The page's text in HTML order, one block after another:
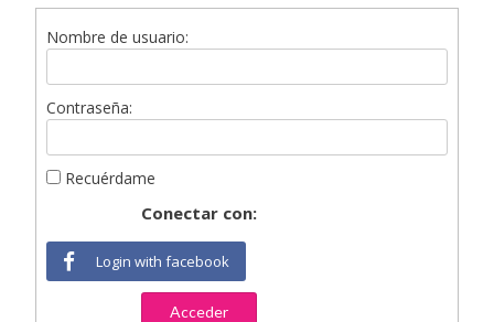
Nombre de usuario:
Contraseña:
Recuérdame
Conectar con:
Login with facebook
Acceder